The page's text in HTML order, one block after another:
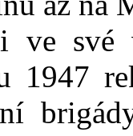
své
1947